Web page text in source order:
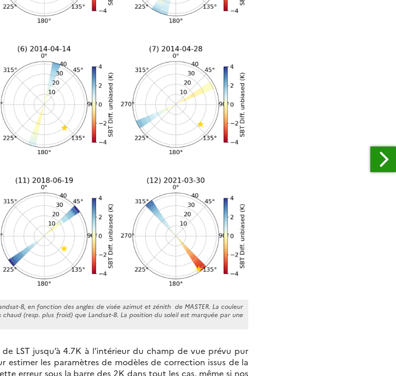
8, en fonction des angles de visée azimut et zénith de MASTER. La couleur
chaud (resp. plus froid) que Landsat-8. La position du soleil est marquée par une
LST jusqu’à 4.7K à l’intérieur du champ de vue prévu pur
estimer les paramètres de modèles de correction issus de la
erreur sous la barre des 2K dans tout les cas, même si nos